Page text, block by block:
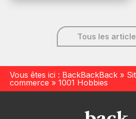
Tous les
Vous êtes ici : BackBackBack »
commerce » 1001 Hobbies